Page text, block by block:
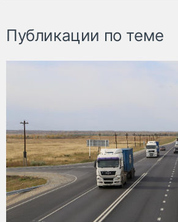
Публикации по теме